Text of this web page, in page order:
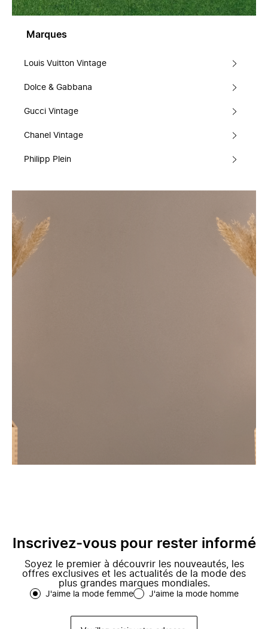
Marques
Louis Vuitton Vintage
Dolce & Gabbana
Gucci Vintage
Chanel Vintage
Philipp Plein
Inscrivez-vous pour rester informé
Soyez le premier à découvrir les nouveautés, les
offres exclusives et les actualités de la mode des
plus grandes marques mondiales.
J'aime la mode femme J'aime la mode homme